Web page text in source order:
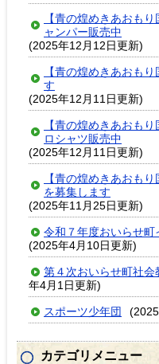
【青の煌めきあおも
ャンパー販売中
(2025年12月12日更新)
【青の煌めきあおも
す
(2025年12月11日更新)
【青の煌めきあおも
ロシャツ販売中
(2025年12月11日更新)
【青の煌めきあおも
を募集します
(2025年11月25日更新)
令和７年度おいらせ
(2025年4月10日更新)
第４次おいらせ町社
年4月1日更新)
スポーツ少年団
カテゴリメニュー